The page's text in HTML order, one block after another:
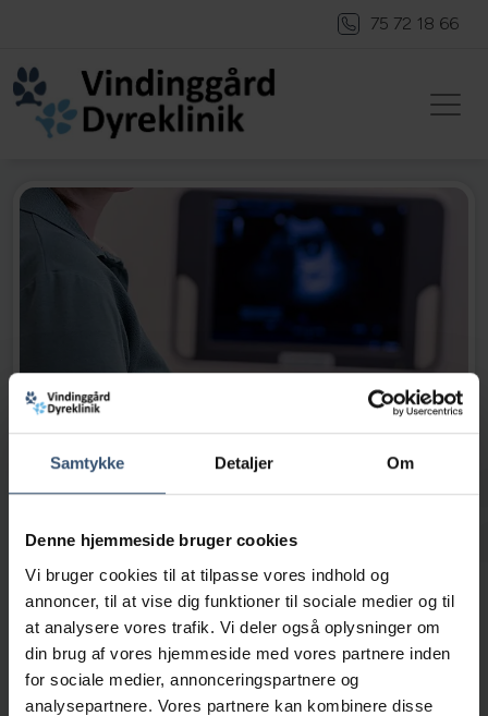
Samtykke Detaljer Om
Denne hjemmeside bruger cookies
Vi bruger cookies til at tilpasse vores indhold og
annoncer, til at vise dig funktioner til sociale medier og til
at analysere vores trafik. Vi deler også oplysninger om
din brug af vores hjemmeside med vores partnere inden
for sociale medier, annonceringspartnere og
analysepartnere. Vores partnere kan kombinere disse
75 72 18 66
Ultralydsscanning
Ultralydsscanning anvendes til undersøgelse af
kroppens bløddele, og er særlig velegnet til
undersøgelse af bughuleorganer som lever, milt, nyrer,
blære, livmoder og prostata. I forbindelse med
undersøgelsen kan der udtages prøver fra organer.